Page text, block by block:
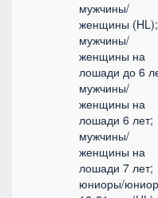
мужчины/
женщины (HL);
мужчины/
женщины на
лошади до 6
мужчины/
женщины на
лошади 6 лет;
мужчины/
женщины на
лошади 7 лет;
юниоры/